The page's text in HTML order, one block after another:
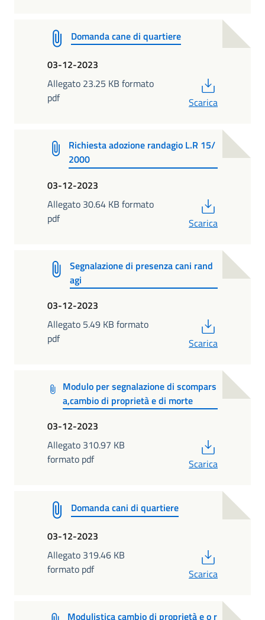
Domanda cane di quartiere
03-12-2023
Allegato 23.25 KB formato
pdf
Scarica
Richiesta adozione randagio L.R 15/
2000
03-12-2023
Allegato 30.64 KB formato
pdf
Scarica
Segnalazione di presenza cani rand
agi
03-12-2023
Allegato 5.49 KB formato
pdf
Scarica
Modulo per segnalazione di scompars
a,cambio di proprietà e di morte
03-12-2023
Allegato 310.97 KB
formato pdf
Scarica
Domanda cani di quartiere
03-12-2023
Allegato 319.46 KB
formato pdf
Scarica
Modulistica cambio di proprietà e o r